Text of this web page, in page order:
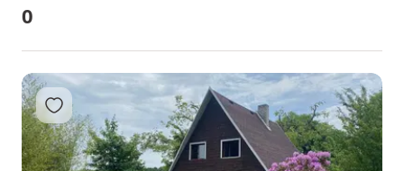
0
Přidat do oblíbených